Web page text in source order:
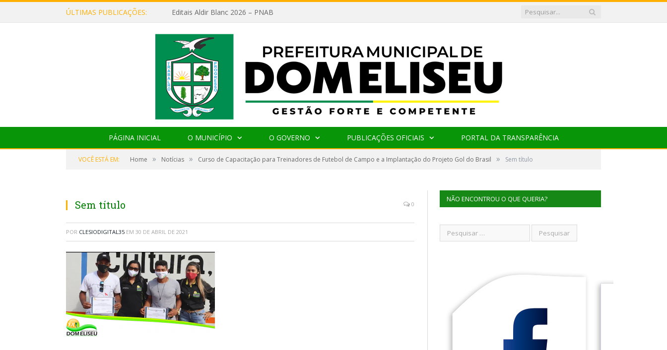
ÚLTIMAS PUBLICAÇÕES: Editais Aldir Blanc 2026 – PNAB
PÁGINA INICIAL O MUNICÍPIO O GOVERNO PUBLICAÇÕES OFICIAIS PORTAL DA TRANSPARÊNCIA
VOCÊ ESTÁ EM: Home » Notícias » Curso de Capacitação para Treinadores de Futebol de Campo e a Implantação do Projeto Gol do Brasil » Sem título
Sem título 0
POR CLESIODIGITAL35 EM 30 DE ABRIL DE 2021
NÃO ENCONTROU O QUE QUERIA?